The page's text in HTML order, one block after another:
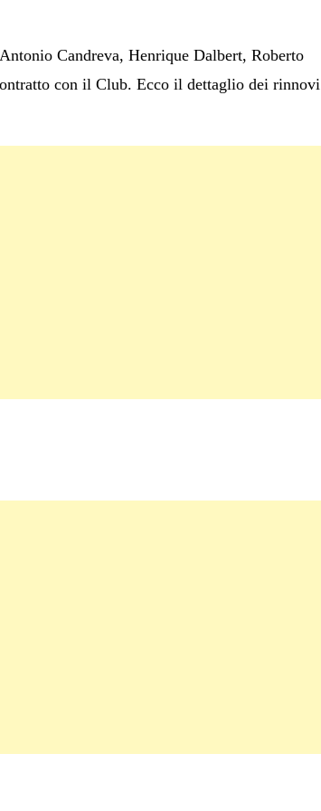
Candreva, Henrique Dalbert, Roberto
con il Club. Ecco il dettaglio dei rinnovi